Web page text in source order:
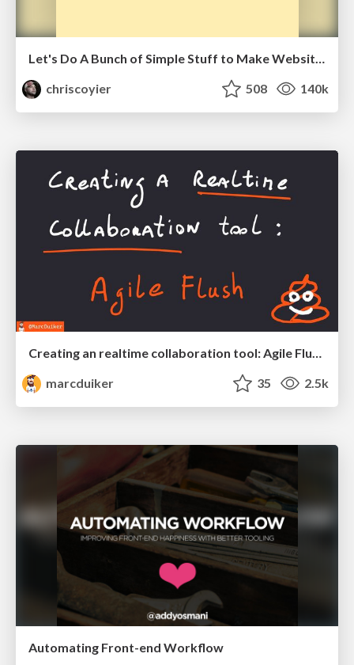
chriscoyier
508 140k
Creating an realtime collaboration tool: Agile Flush - .NET Oxford
marcduiker
35 2.5k
Automating Front-end Workflow